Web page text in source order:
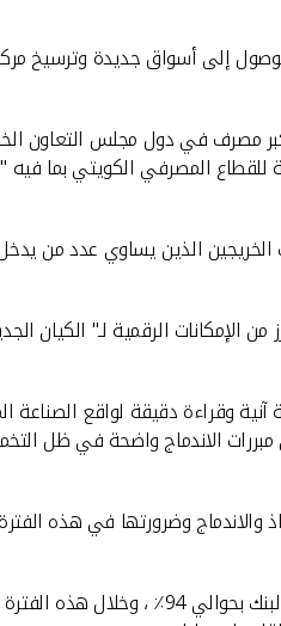
إلى أسواق جديدة وترسيخ
عنه أكبر كيان مصرفي في الكويت بقيمة تساوي حوالي 94 مليار
للقطاع المصرفي الكويتي بما
الذين يساوي عدد من يدخل
الإمكانات الرقمية لـ" الكيان
آنية وقراءة دقيقة لواقع
الاندماج واضحة في ظل
وضرورتها في هذه
واختتم المرزوق بان مجلس ادارة بيتك والذي وضع استراتيجية فاعلة للبنك